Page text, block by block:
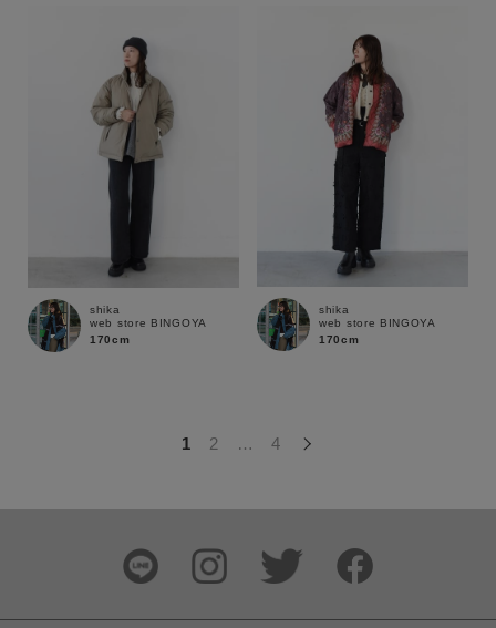
この条件で絞り込む
shika
web store BINGOYA
170cm
shika
web store BINGOYA
170cm
1 2 … 4